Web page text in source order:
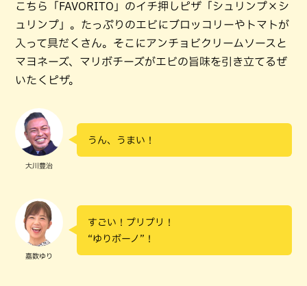
こちら「FAVORITO」のイチ押しピザ「シュリンプ×シ
ュリンプ」。たっぷりのエビにブロッコリーやトマトが
入って具だくさん。そこにアンチョビクリームソースと
マヨネーズ、マリボチーズがエビの旨味を引き立てるぜ
いたくピザ。
大川豊治
うん、うまい！
嘉数ゆり
すごい！プリプリ！
“ゆりボーノ”！